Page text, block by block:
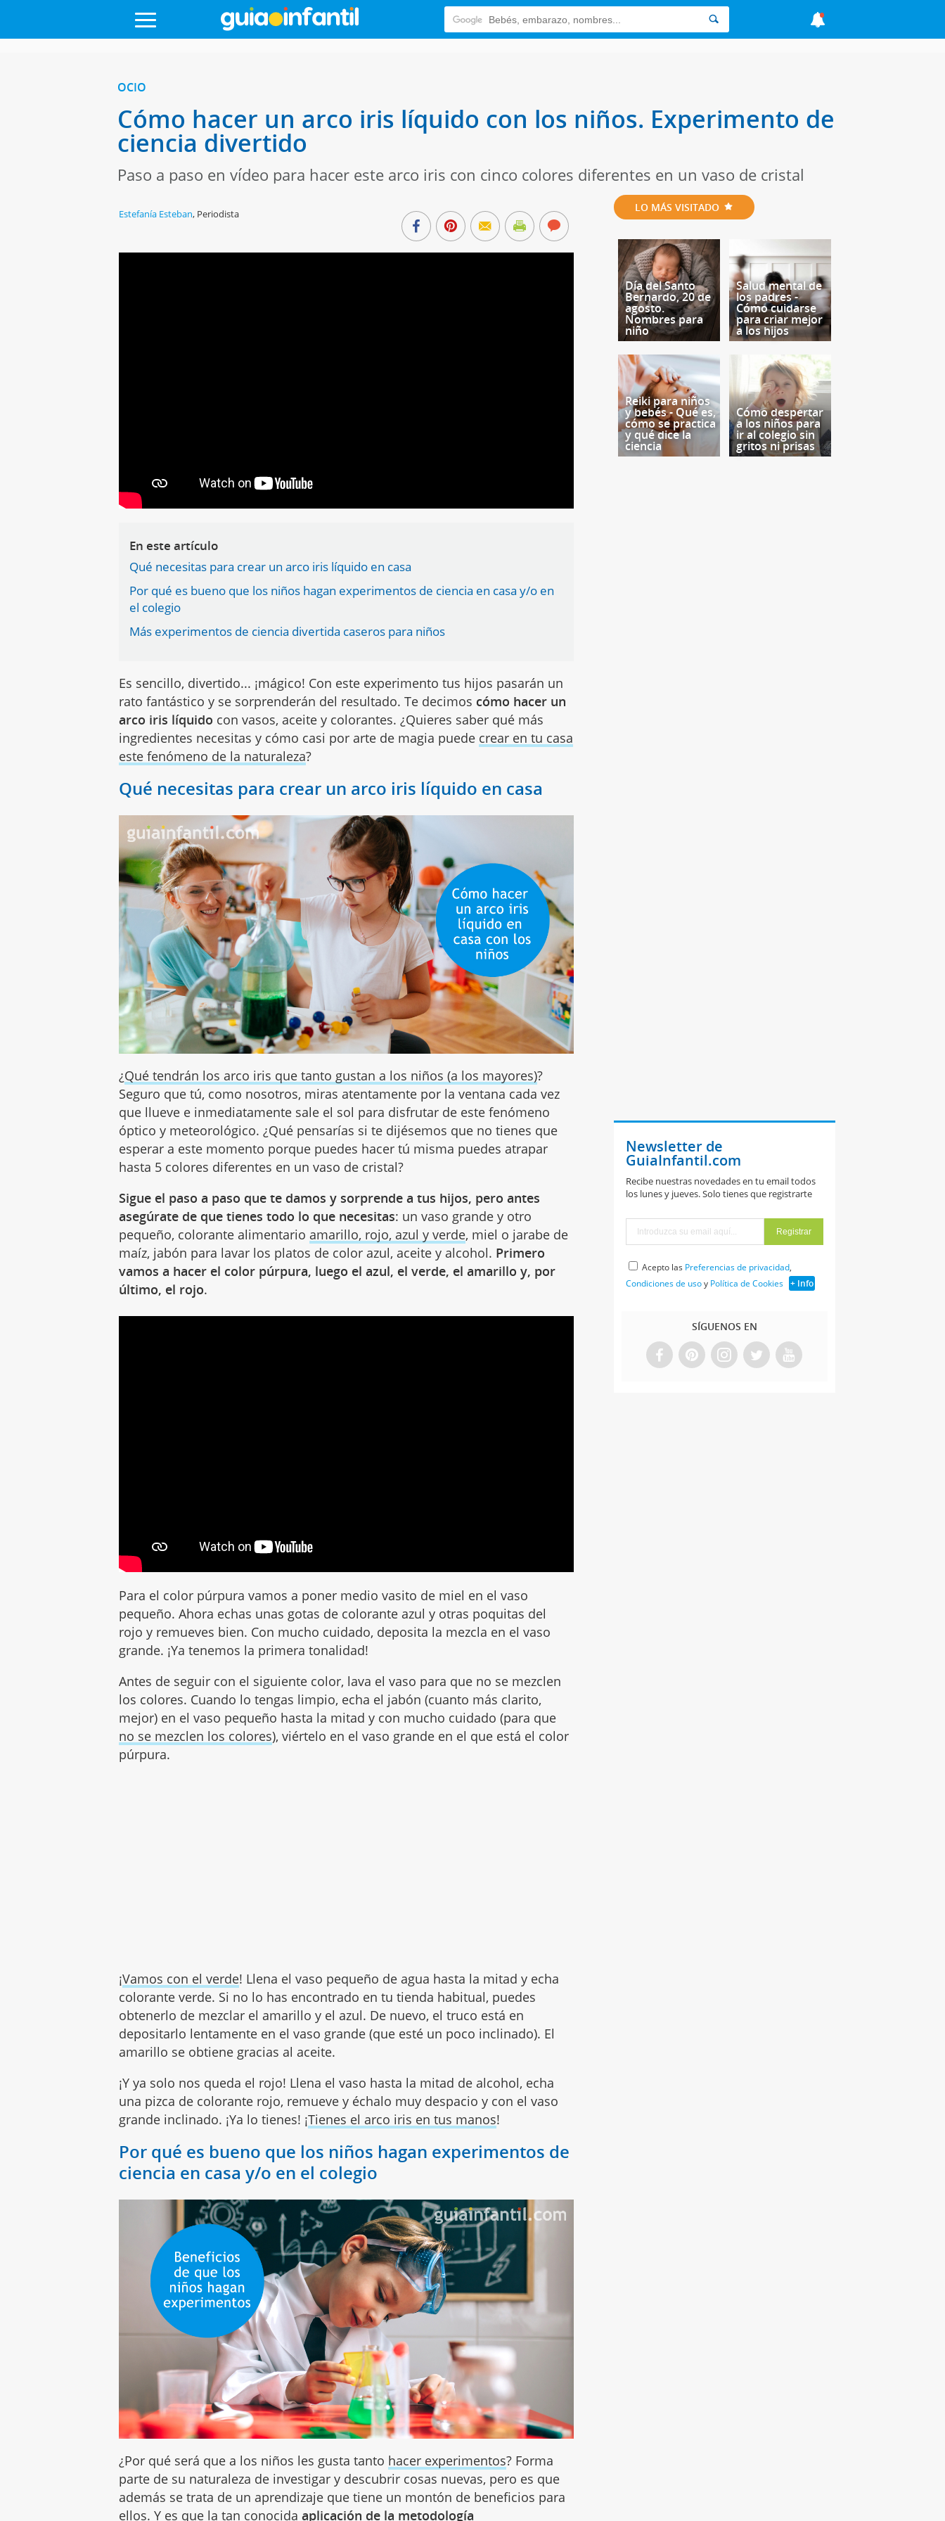
OCIO
Cómo hacer un arco iris líquido con los niños. Experimento de
ciencia divertido
Paso a paso en vídeo para hacer este arco iris con cinco colores diferentes en un vaso de cristal
Estefanía Esteban, Periodista
En este artículo
Qué necesitas para crear un arco iris líquido en casa
Por qué es bueno que los niños hagan experimentos de ciencia en casa y/o en
el colegio
Más experimentos de ciencia divertida caseros para niños
Es sencillo, divertido... ¡mágico! Con este experimento tus hijos pasarán un
rato fantástico y se sorprenderán del resultado. Te decimos cómo hacer un
arco iris líquido con vasos, aceite y colorantes. ¿Quieres saber qué más
ingredientes necesitas y cómo casi por arte de magia puede crear en tu casa
este fenómeno de la naturaleza?
Qué necesitas para crear un arco iris líquido en casa
¿Qué tendrán los arco iris que tanto gustan a los niños (a los mayores)?
Seguro que tú, como nosotros, miras atentamente por la ventana cada vez
que llueve e inmediatamente sale el sol para disfrutar de este fenómeno
óptico y meteorológico. ¿Qué pensarías si te dijésemos que no tienes que
esperar a este momento porque puedes hacer tú misma puedes atrapar
hasta 5 colores diferentes en un vaso de cristal?
Sigue el paso a paso que te damos y sorprende a tus hijos, pero antes
asegúrate de que tienes todo lo que necesitas: un vaso grande y otro
pequeño, colorante alimentario amarillo, rojo, azul y verde, miel o jarabe de
maíz, jabón para lavar los platos de color azul, aceite y alcohol. Primero
vamos a hacer el color púrpura, luego el azul, el verde, el amarillo y, por
último, el rojo.
Para el color púrpura vamos a poner medio vasito de miel en el vaso
pequeño. Ahora echas unas gotas de colorante azul y otras poquitas del
rojo y remueves bien. Con mucho cuidado, deposita la mezcla en el vaso
grande. ¡Ya tenemos la primera tonalidad!
Antes de seguir con el siguiente color, lava el vaso para que no se mezclen
los colores. Cuando lo tengas limpio, echa el jabón (cuanto más clarito,
mejor) en el vaso pequeño hasta la mitad y con mucho cuidado (para que
no se mezclen los colores), viértelo en el vaso grande en el que está el color
púrpura.
¡Vamos con el verde! Llena el vaso pequeño de agua hasta la mitad y echa
colorante verde. Si no lo has encontrado en tu tienda habitual, puedes
obtenerlo de mezclar el amarillo y el azul. De nuevo, el truco está en
depositarlo lentamente en el vaso grande (que esté un poco inclinado). El
amarillo se obtiene gracias al aceite.
¡Y ya solo nos queda el rojo! Llena el vaso hasta la mitad de alcohol, echa
una pizca de colorante rojo, remueve y échalo muy despacio y con el vaso
grande inclinado. ¡Ya lo tienes! ¡Tienes el arco iris en tus manos!
Por qué es bueno que los niños hagan experimentos de
ciencia en casa y/o en el colegio
¿Por qué será que a los niños les gusta tanto hacer experimentos? Forma
parte de su naturaleza de investigar y descubrir cosas nuevas, pero es que
además se trata de un aprendizaje que tiene un montón de beneficios para
ellos. Y es que la tan conocidaaplicación de la metodología
LO MÁS VISITADO
Día del Santo
Bernardo, 20 de
agosto.
Nombres para
niño
Salud mental de
los padres -
Cómo cuidarse
para criar mejor
a los hijos
Reiki para niños
y bebés - Qué es,
cómo se practica
y qué dice la
ciencia
Cómo despertar
a los niños para
ir al colegio sin
gritos ni prisas
Newsletter de
GuiaInfantil.com
Recibe nuestras novedades en tu email todos
los lunes y jueves. Solo tienes que registrarte
Acepto las Preferencias de privacidad,
Condiciones de usoy Política de Cookies + Info
SÍGUENOS EN